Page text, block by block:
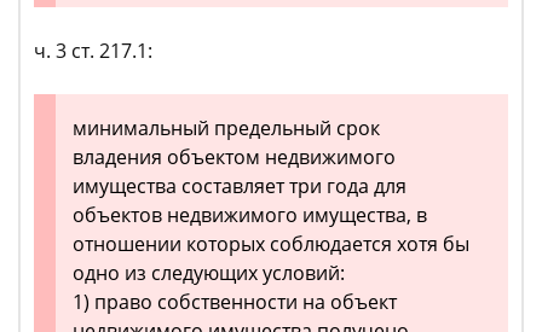
ч. 3 ст. 217.1:
минимальный предельный срок
владения объектом недвижимого
имущества составляет три года для
объектов недвижимого имущества, в
отношении которых соблюдается хотя бы
одно из следующих условий:
1) право собственности на объект